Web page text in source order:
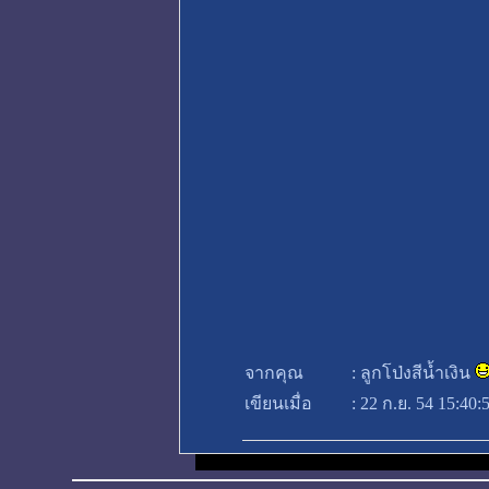
จากคุณ : ลูกโป่งสีน้ำเงิน
เขียนเมื่อ
: 22 ก.ย. 54